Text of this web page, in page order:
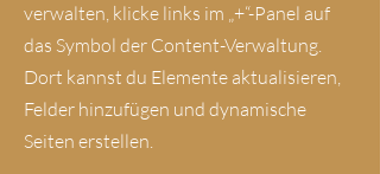
verwalten, klicke links im „+“-Panel auf
das Symbol der Content-Verwaltung.
Dort kannst du Elemente aktualisieren,
Felder hinzufügen und dynamische
Seiten erstellen.